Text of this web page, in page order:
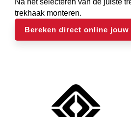
Na het selecteren van de juiste
trekhaak monteren.
Bereken direct online